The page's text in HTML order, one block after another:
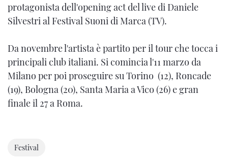
protagonista dell'opening act del live di Daniele
Silvestri al Festival Suoni di Marca (TV).
Da novembre l'artista è partito per il tour che tocca i
principali club italiani. Si comincia l'11 marzo da
Milano per poi proseguire su Torino (12), Roncade
(19), Bologna (20), Santa Maria a Vico (26) e gran
finale il 27 a Roma.
Festival